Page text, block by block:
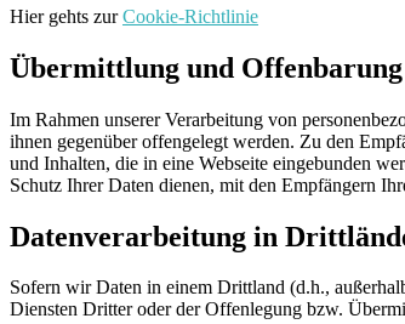
Hier gehts zurCookie-Richtlinie
Übermittlung und Offenbarung
Im Rahmen unserer Verarbeitung von
ihnen gegenüber offengelegt werden. Zu den
und Inhalten, die in eine Webseite eingebunden
Schutz Ihrer Daten dienen, mit den Empfängern
Datenverarbeitung in
Sofern wir Daten in einem Drittland (d.h.,
Diensten Dritter oder der Offenlegung bzw.